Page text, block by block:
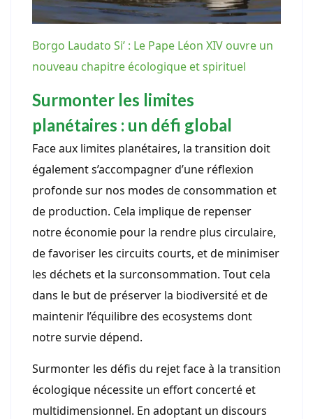
Borgo Laudato Si’ : Le Pape Léon XIV ouvre un
nouveau chapitre écologique et spirituel
Surmonter les limites
planétaires : un défi global
Face aux limites planétaires, la transition doit
également s’accompagner d’une réflexion
profonde sur nos modes de consommation et
de production. Cela implique de repenser
notre économie pour la rendre plus circulaire,
de favoriser les circuits courts, et de minimiser
les déchets et la surconsommation. Tout cela
dans le but de préserver la biodiversité et de
maintenir l’équilibre des ecosystems dont
notre survie dépend.
Surmonter les défis du rejet face à la transition
écologique nécessite un effort concerté et
multidimensionnel. En adoptant un discours